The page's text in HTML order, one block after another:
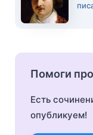
Помоги
Есть
опубликуем!